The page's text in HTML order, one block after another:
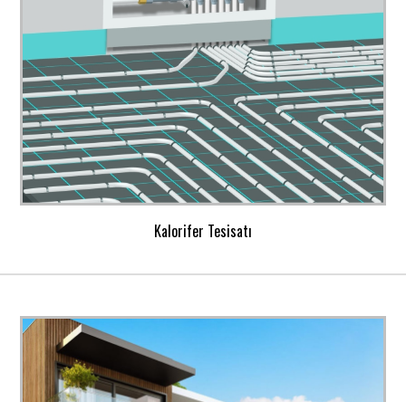
Kalorifer Tesisatı